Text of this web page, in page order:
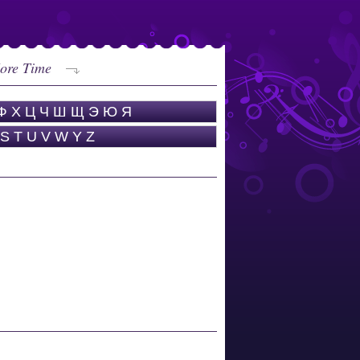
Time
Х Ц Ч Ш Щ Э Ю Я
S T U V W Y Z